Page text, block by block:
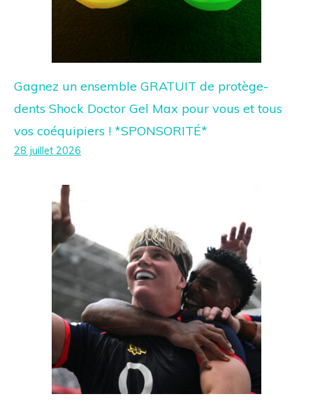
Gagnez un ensemble GRATUIT de protège-
dents Shock Doctor Gel Max pour vous et tous
vos coéquipiers ! *SPONSORITÉ*
28 juillet 2026